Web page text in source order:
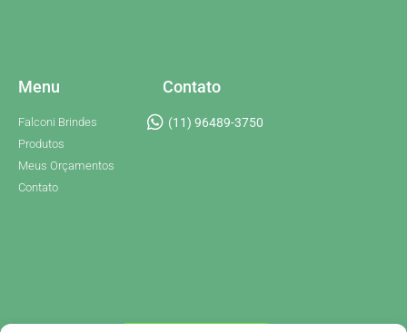
Menu
Falconi Brindes
Produtos
Meus Orçamentos
Contato
Contato
(11) 96489-3750